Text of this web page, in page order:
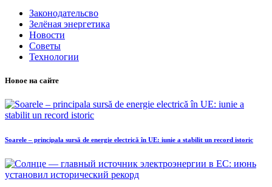
Законодательсво
Зелёная энергетика
Новости
Советы
Технологии
Новое на сайте
Soarele – principala sursă de energie electrică în UE: iunie a stabilit un record istoric